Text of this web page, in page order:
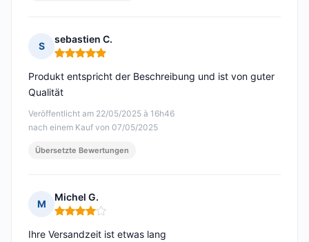
S
sebastien C.
Hinweis: 5 von 5
Veröffentlicht am 22/05/2025 à 16h46
nach einem Kauf von 07/05/2025
Produkt entspricht der Beschreibung und ist von guter
Qualität
Übersetzte Bewertungen
M
Michel G.
Hinweis: 4 von 5
Ihre Versandzeit ist etwas lang